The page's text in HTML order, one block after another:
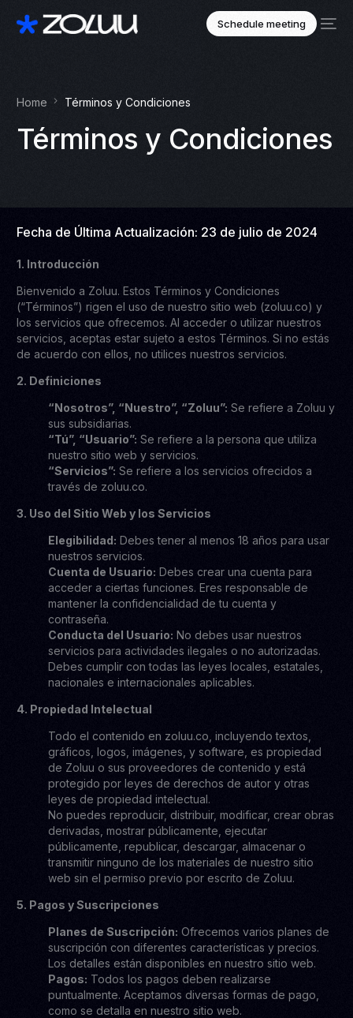
Schedule meeting
Home Términos y Condiciones
Términos y Condiciones
Fecha de Última Actualización: 23 de julio de 2024
1. Introducción
Bienvenido a Zoluu. Estos Términos y Condiciones
(“Términos”) rigen el uso de nuestro sitio web (zoluu.co) y
los servicios que ofrecemos. Al acceder o utilizar nuestros
servicios, aceptas estar sujeto a estos Términos. Si no estás
de acuerdo con ellos, no utilices nuestros servicios.
2. Definiciones
“Nosotros”, “Nuestro”, “Zoluu”: Se refiere a Zoluu y
sus subsidiarias.
“Tú”, “Usuario”: Se refiere a la persona que utiliza
nuestro sitio web y servicios.
“Servicios”: Se refiere a los servicios ofrecidos a
través de zoluu.co.
3. Uso del Sitio Web y los Servicios
Elegibilidad: Debes tener al menos 18 años para usar
nuestros servicios.
Cuenta de Usuario: Debes crear una cuenta para
acceder a ciertas funciones. Eres responsable de
mantener la confidencialidad de tu cuenta y
contraseña.
Conducta del Usuario: No debes usar nuestros
servicios para actividades ilegales o no autorizadas.
Debes cumplir con todas las leyes locales, estatales,
nacionales e internacionales aplicables.
4. Propiedad Intelectual
Todo el contenido en zoluu.co, incluyendo textos,
gráficos, logos, imágenes, y software, es propiedad
de Zoluu o sus proveedores de contenido y está
protegido por leyes de derechos de autor y otras
leyes de propiedad intelectual.
No puedes reproducir, distribuir, modificar, crear obras
derivadas, mostrar públicamente, ejecutar
públicamente, republicar, descargar, almacenar o
transmitir ninguno de los materiales de nuestro sitio
web sin el permiso previo por escrito de Zoluu.
5. Pagos y Suscripciones
Planes de Suscripción: Ofrecemos varios planes de
suscripción con diferentes características y precios.
Los detalles están disponibles en nuestro sitio web.
Pagos: Todos los pagos deben realizarse
puntualmente. Aceptamos diversas formas de pago,
como se detalla en nuestro sitio web.